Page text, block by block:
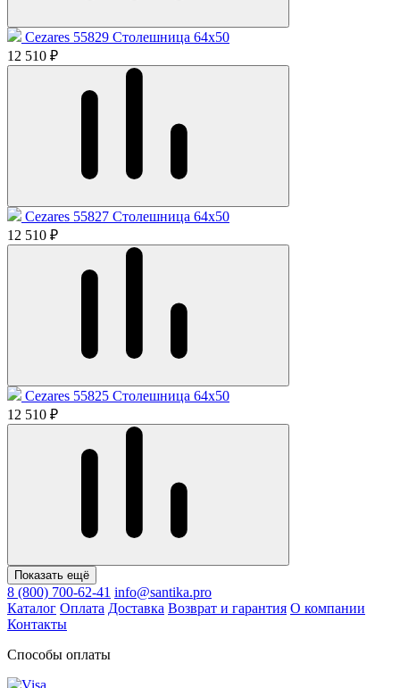
Cezares 55829 Столешница 64x50
12 510 ₽
Cezares 55827 Столешница 64x50
12 510 ₽
Cezares 55825 Столешница 64x50
12 510 ₽
Показать ещё
8 (800) 700-62-41 info@santika.pro
Каталог Оплата Доставка Возврат и гарантия О компании
Контакты
Способы оплаты